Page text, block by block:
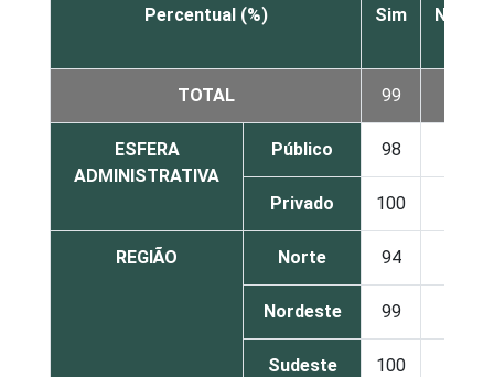
Percentual (%) Sim Não
TOTAL 99
ESFERA
ADMINISTRATIVA
Público 98
Privado 100
REGIÃO Norte 94
Nordeste 99
Sudeste 100